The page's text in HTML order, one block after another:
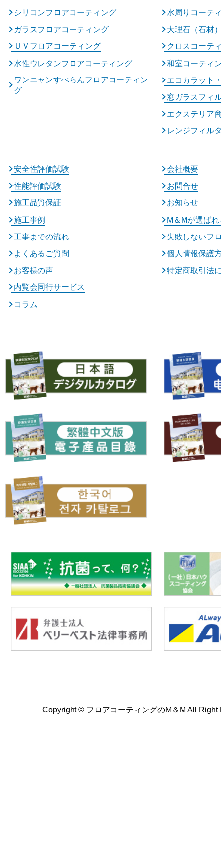
シリコンフロアコーティング
ガラスフロアコーティング
ＵＶフロアコーティング
水性ウレタンフロアコーティング
ワンニャンすべらんフロアコーティン
グ
水周りコーテ
大理石（石材
クロスコーテ
和室コーティ
エコカラット
窓ガラスフィ
エクステリア
レンジフィル
安全性評価試験
性能評価試験
施工品質保証
施工事例
工事までの流れ
よくあるご質問
お客様の声
内覧会同行サービス
コラム
会社概要
お問合せ
お知らせ
M＆Mが選ば
失敗しないフ
個人情報保護
特定商取引法
Copyright © フロアコーティングのM＆M All Right